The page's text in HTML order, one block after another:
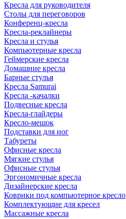
Кресла для руководителя
Столы для переговоров
Конференц-кресла
Кресла-реклайнеры
Кресла и стулья
Компьютерные кресла
Геймерские кресла
Домашние кресла
Барные стулья
Кресла Samurai
Кресла -качалки
Подвесные кресла
Кресла-глайдеры
Кресло-мешок
Подставки для ног
Табуреты
Офисные кресла
Мягкие стулья
Офисные стулья
Эргономичные кресла
Дизайнерские кресла
Коврики под компьютерное кресло
Комплектующие для кресел
Массажные кресла